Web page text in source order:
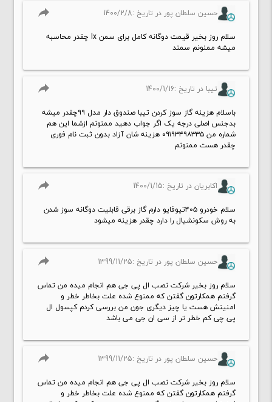
حسین سلطان پور در تاریخ :1400/2/8 reply
سلام روز بخیر قیمت دوگانه کامل برای سمن lx چقدر محاسبه
میشه ممنونم سمند
تیبا در تاریخ :1400/1/16 reply
باسلام هزینه گاز سوز کردن تیبا صندوق دار مدل ۹۹چقدر میشه
بدجنس اصلی درجه یک اگر جواب دهید ممنونم ازشما این هم
شماره من ۰۹۱۹۳۴۹۸۳۳۵ هزینه شان آزاد بدون ثبت نام فوری
چقدر هست ممنونم
اکابریان در تاریخ :1400/1/15 reply
سلام خودرو ۴۰۵تیوفایو دارم گاز برقی قابلیت دوگانه سوز شدن
به روش سکونشیال را دارد چقدر هزینه میشود
حسین سلطان پور در تاریخ :1399/11/25 reply
سلام روز بخیر شرکت نصب ال پی جی هم انجام میده من تماس
گرفتم همکارتون گفتن که ممنوع شده علت بخاطر خطر و
امنیتش هست یا چیز دیگری جون من بررسی کردم کپسول ال
پی چی کم خطر تر از سی ان جی می باشد
حسین سلطان پور در تاریخ :1399/11/25 reply
سلام روز بخیر شرکت نصب ال پی جی هم انجام میده من تماس
گرفتم همکارتون گفتن که ممنوع شده علت بخاطر خطر و